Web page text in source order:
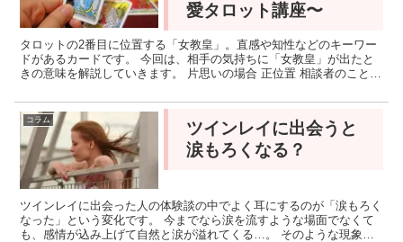
愛タロット講座〜
タロットの2番目に位置する「女教皇」。直感や知性などのキーワー
ドがあるカードです。 今回は、相手の気持ちに「女教皇」が出たと
きの意味を解説していきます。 片思いの場合 正位置 相談者のことを
コラム
ツインレイに出会うと
涙もろくなる？
ツインレイに出会った人の体験談の中でよく耳にするのが「涙もろく
なった」という変化です。 今までなら涙を流すような場面でなくて
も、感情が込み上げて自然と涙が溢れてくる…。 そのような現象